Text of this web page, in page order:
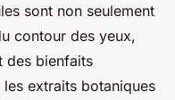
sont non seulement
contour des yeux,
des bienfaits
extraits botaniques